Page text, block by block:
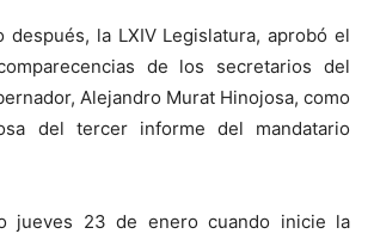
después, la LXIV Legislatura, aprobó el
de los secretarios del
Alejandro Murat Hinojosa, como
del tercer informe del mandatario
jueves 23 de enero cuando inicie la